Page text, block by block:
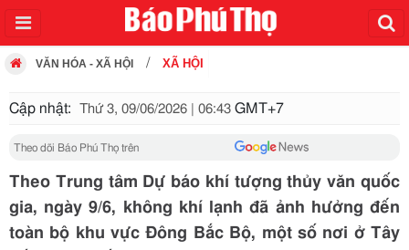
VĂN HÓA - XÃ HỘI XÃ HỘI
Cập nhật: Thứ 3, 09/06/2026 | 06:43 GMT+7
Theo dõi Báo Phú Thọ trên
Theo Trung tâm Dự báo khí tượng thủy văn quốc
gia, ngày 9/6, không khí lạnh đã ảnh hưởng đến
toàn bộ khu vực Đông Bắc Bộ, một số nơi ở Tây